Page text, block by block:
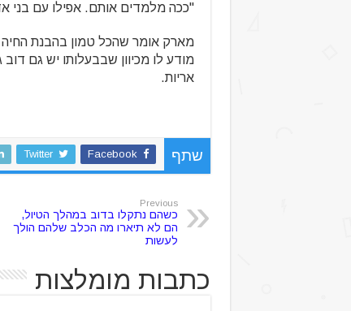
"ככה מלמדים אותם. אפילו עם בני
מארק אומר שהכל טמון בהבנת
מודע לו מכיוון שבבעלותו יש גם
אריות.
שתף Facebook
Twitter
Previous
כשהם נתקלו בדוב במהלך הטיול,
הם לא תיארו מה הכלב שלהם הולך
לעשות
כתבות מומלצות